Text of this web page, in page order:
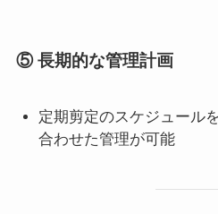
⑤ 長期的な管理計画
定期剪定のスケジュール
合わせた管理が可能